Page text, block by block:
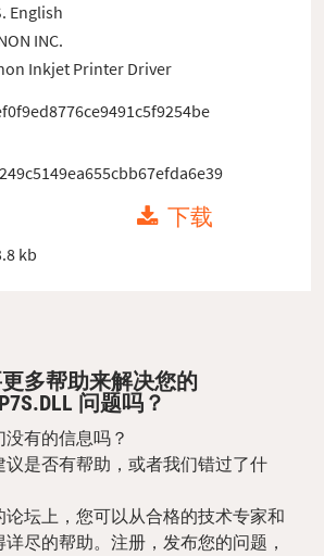
English
INC.
Inkjet Printer Driver
下载
kb
多帮助来解决您的
问题吗？
有的信息吗？
议是否有帮助，或者我们错过了什
论坛上，您可以从合格的技术专家和
详尽的帮助。注册，发布您的问题，